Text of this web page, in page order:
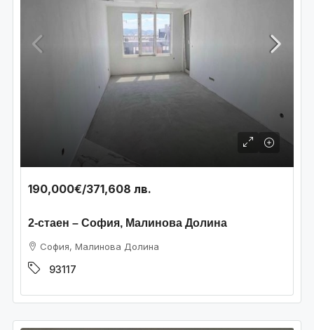
190,000€/371,608 лв.
2-стаен – София, Малинова Долина
София, Малинова Долина
93117